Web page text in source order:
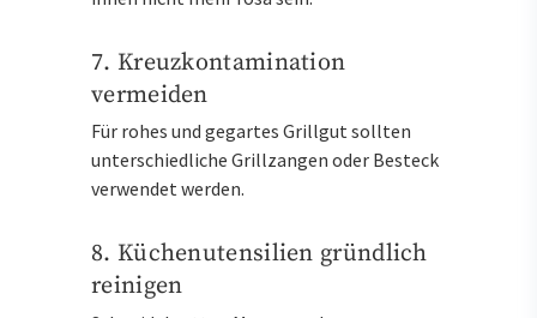
7. Kreuzkontamination
vermeiden
Für rohes und gegartes Grillgut sollten
unterschiedliche Grillzangen oder Besteck
verwendet werden.
8. Küchenutensilien gründlich
reinigen